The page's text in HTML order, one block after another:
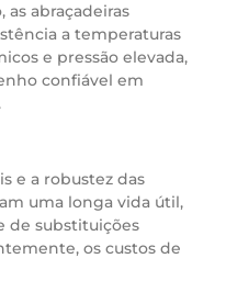
abraçadeiras
a temperaturas
e pressão elevada,
confiável em
e a robustez das
uma longa vida útil,
de substituições
os custos de